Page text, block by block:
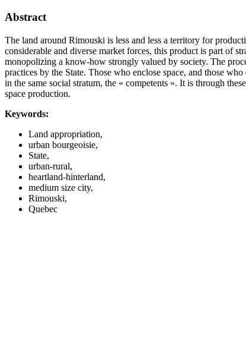
Abstract
The land around Rimouski is less and less a territory for
considerable and diverse market forces, this product is part of
monopolizing a know-how strongly valued by society. The
practices by the State. Those who enclose space, and those
in the same social stratum, the « competents ». It is through
space production.
Keywords:
Land appropriation,
urban bourgeoisie,
State,
urban-rural,
heartland-hinterland,
medium size city,
Rimouski,
Quebec